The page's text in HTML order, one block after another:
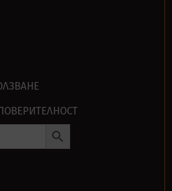
Search Button